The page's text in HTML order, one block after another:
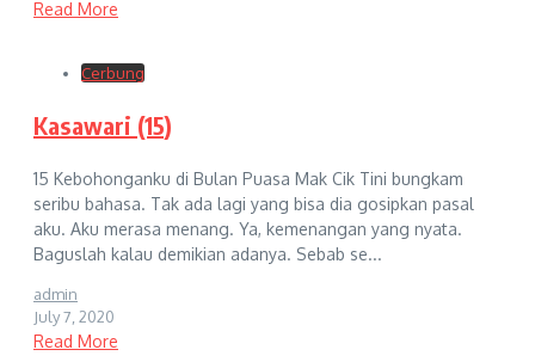
Read More
Cerbung
Kasawari (15)
15 Kebohonganku di Bulan Puasa Mak Cik Tini bungkam
seribu bahasa. Tak ada lagi yang bisa dia gosipkan pasal
aku. Aku merasa menang. Ya, kemenangan yang nyata.
Baguslah kalau demikian adanya. Sebab se...
admin
July 7, 2020
Read More